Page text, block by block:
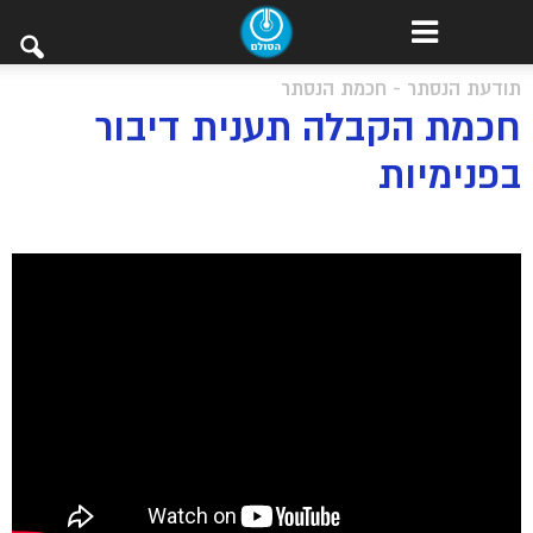
תודעת הנסתר - חכמת הנסתר
חכמת הקבלה תענית דיבור
בפנימיות